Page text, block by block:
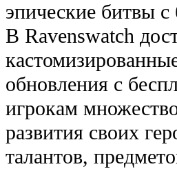
эпические битвы
В Ravenswatch
обновления с
игрокам
развития своих
талантов,